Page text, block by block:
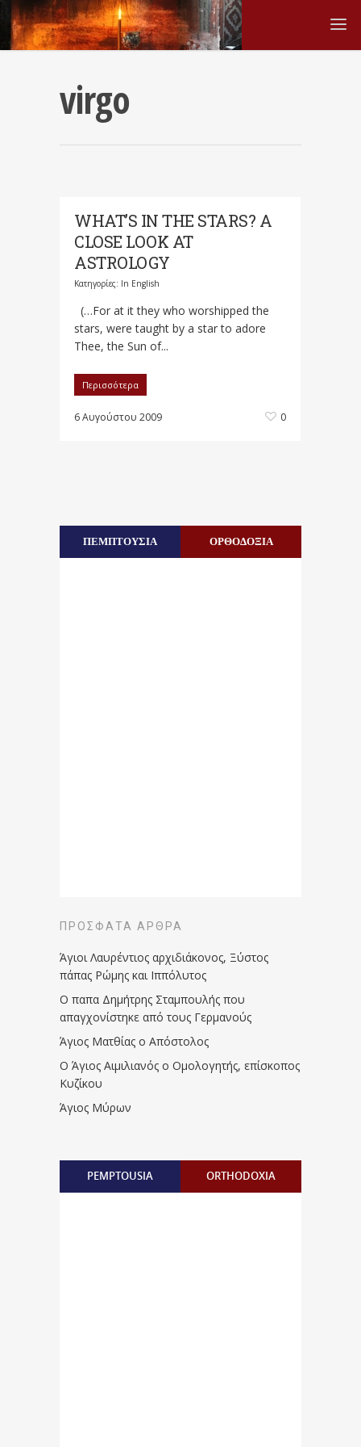
virgo
WHAT’S IN THE STARS? A
CLOSE LOOK AT
ASTROLOGY
Κατηγορίες: In English
(…For at it they who worshipped the
stars, were taught by a star to adore
Thee, the Sun of...
Περισσότερα
6 Αυγούστου 2009 0
ΠΕΜΠΤΟΥΣΙΑ ΟΡΘΟΔΟΞΙΑ
ΠΡΌΣΦΑΤΑ ΆΡΘΡΑ
Άγιοι Λαυρέντιος αρχιδιάκονος, Ξύστος
πάπας Ρώμης και Ιππόλυτος
Ο παπα Δημήτρης Σταμπουλής που
απαγχονίστηκε από τους Γερμανούς
Άγιος Ματθίας ο Απόστολος
Ο Άγιος Αιμιλιανός ο Ομολογητής, επίσκοπος
Κυζίκου
Άγιος Μύρων
PEMPTOUSIA ORTHODOXIA